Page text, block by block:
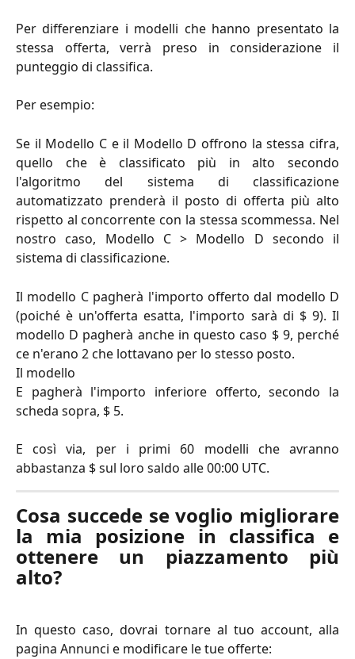
Per differenziare i modelli che hanno presentato la
stessa offerta, verrà preso in considerazione il
punteggio di classifica.
Per esempio:
Se il Modello C e il Modello D offrono la stessa cifra,
quello che è classificato più in alto secondo
l'algoritmo del sistema di classificazione
automatizzato prenderà il posto di offerta più alto
rispetto al concorrente con la stessa scommessa. Nel
nostro caso, Modello C > Modello D secondo il
sistema di classificazione.
Il modello C pagherà l'importo offerto dal modello D
(poiché è un'offerta esatta, l'importo sarà di $ 9). Il
modello D pagherà anche in questo caso $ 9, perché
ce n'erano 2 che lottavano per lo stesso posto.
Il modello
E pagherà l'importo inferiore offerto, secondo la
scheda sopra, $ 5.
E così via, per i primi 60 modelli che avranno
abbastanza $ sul loro saldo alle 00:00 UTC.
Cosa succede se voglio migliorare
la mia posizione in classifica e
ottenere un piazzamento più
alto?
In questo caso, dovrai tornare al tuo account, alla
pagina Annunci e modificare le tue offerte: